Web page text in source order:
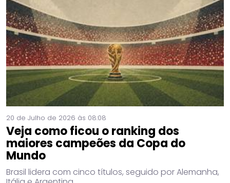
20 de Julho de 2026 às 08:08
Veja como ficou o ranking dos
maiores campeões da Copa do
Mundo
Brasil lidera com cinco títulos, seguido por Alemanha,